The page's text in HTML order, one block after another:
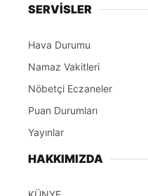
SERVİSLER
Hava Durumu
Namaz Vakitleri
Nöbetçi Eczaneler
Puan Durumları
Yayınlar
HAKKIMIZDA